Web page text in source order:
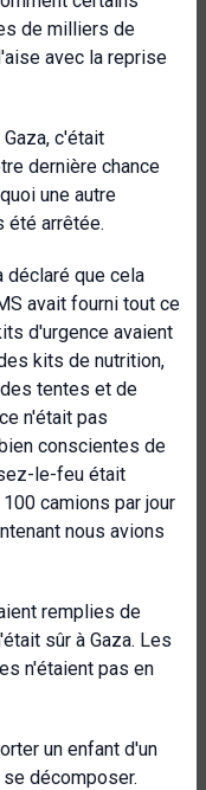
de milliers de
avec la reprise
c'était
dernière chance
une autre
été arrêtée.
déclaré que cela
avait fourni tout ce
d'urgence avaient
kits de nutrition,
tentes et de
n'était pas
conscientes de
le-feu était
camions par jour
nous avions
remplies de
sûr à Gaza. Les
n'étaient pas en
un enfant d'un
décomposer.